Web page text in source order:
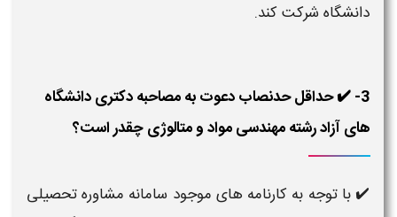
دانشگاه شرکت کند.
3- ✔️ حداقل حدنصاب دعوت به مصاحبه دکتری دانشگاه
های آزاد رشته مهندسی مواد و متالوژی چقدر است؟
✔️ با توجه به کارنامه های موجود سامانه مشاوره تحصیلی